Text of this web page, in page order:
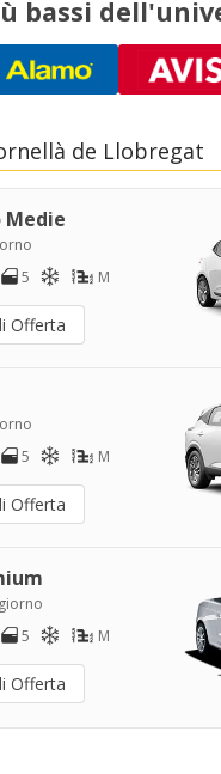
bassi
de Llobregat
Medie
5 M
Offerta
5 M
Offerta
5 M
Offerta